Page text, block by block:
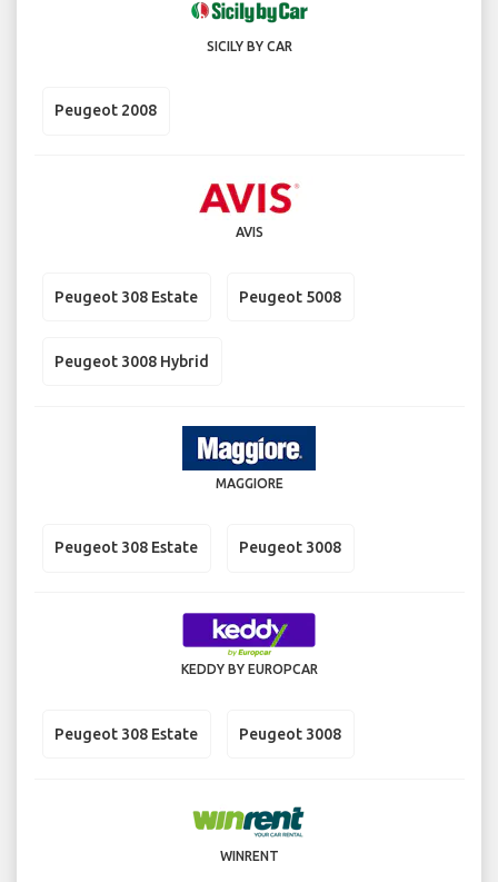
SICILY BY CAR
Peugeot 2008
AVIS
Peugeot 308 Estate Peugeot 5008
Peugeot 3008 Hybrid
MAGGIORE
Peugeot 308 Estate Peugeot 3008
KEDDY BY EUROPCAR
Peugeot 308 Estate Peugeot 3008
WINRENT